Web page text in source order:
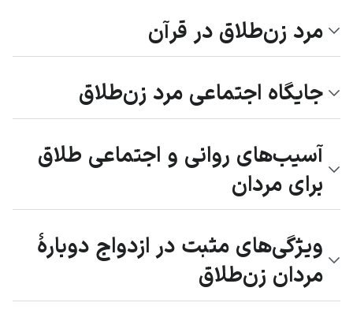
مرد زن‌طلاق در قرآن
جایگاه اجتماعی مرد زن‌طلاق
آسیب‌های روانی و اجتماعی طلاق
برای مردان
ویژگی‌های مثبت در ازدواج دوبارۀ
مردان زن‌طلاق